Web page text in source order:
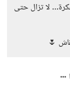
لا تزال حتى
🌷